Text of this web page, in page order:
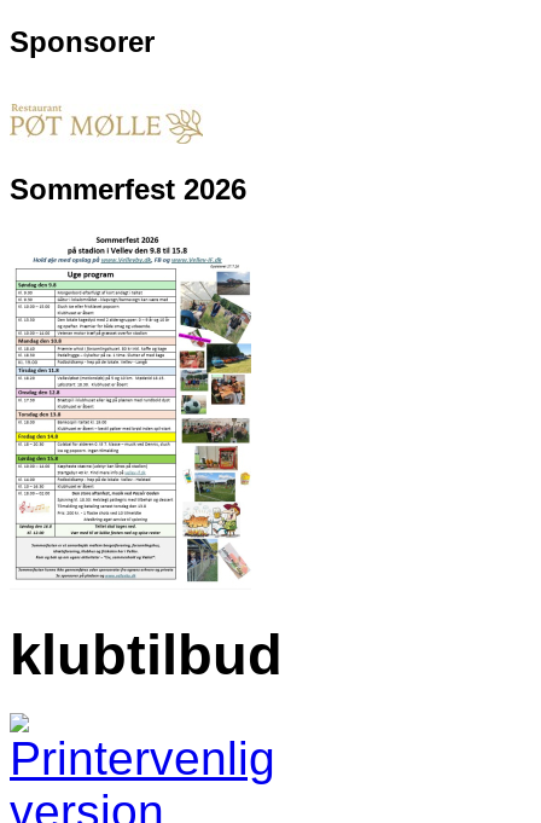
Sponsorer
Sommerfest 2026
klubtilbud